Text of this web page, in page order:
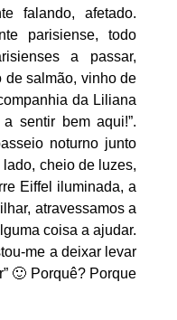
falando, afetado.
parisiense, todo
a passar,
de salmão, vinho de
da Liliana
sentir bem aqui!”.
noturno junto
cheio de luzes,
Eiffel iluminada, a
atravessamos a
coisa a ajudar.
me a deixar levar
🙂 Porquê? Porque